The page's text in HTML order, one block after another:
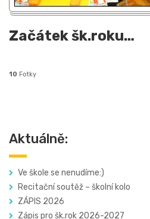
Začátek šk.roku…
10 Fotky
Aktuálně:
Ve škole se nenudíme:)
Recitační soutěž – školní kolo
ZÁPIS 2026
Zápis pro šk.rok 2026-2027